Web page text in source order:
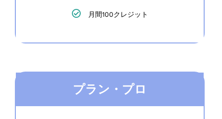
月間100クレジット
プラン・プロ